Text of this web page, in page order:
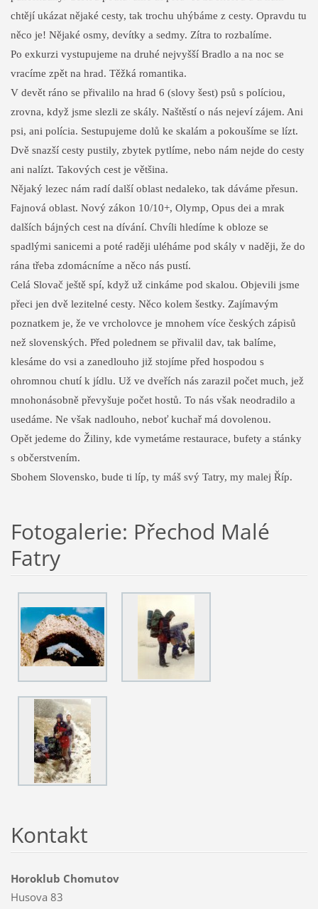
chtějí ukázat nějaké cesty, tak trochu uhýbáme z cesty. Opravdu tu
něco je! Nějaké osmy, devítky a sedmy. Zítra to rozbalíme.
Po exkurzi vystupujeme na druhé nejvyšší Bradlo a na noc se
vracíme zpět na hrad. Těžká romantika.
V devět ráno se přivalilo na hrad 6 (slovy šest) psů s políciou,
zrovna, když jsme slezli ze skály. Naštěstí o nás nejeví zájem. Ani
psi, ani polícia. Sestupujeme dolů ke skalám a pokoušíme se lízt.
Dvě snazší cesty pustily, zbytek pytlíme, nebo nám nejde do cesty
ani nalízt. Takových cest je většina.
Nějaký lezec nám radí další oblast nedaleko, tak dáváme přesun.
Fajnová oblast. Nový zákon 10/10+, Olymp, Opus dei a mrak
dalších bájných cest na dívání. Chvíli hledíme k obloze se
spadlými sanicemi a poté raději uléháme pod skály v naději, že do
rána třeba zdomácníme a něco nás pustí.
Celá Slovač ještě spí, když už cinkáme pod skalou. Objevili jsme
přeci jen dvě lezitelné cesty. Něco kolem šestky. Zajímavým
poznatkem je, že ve vrcholovce je mnohem více českých zápisů
než slovenských. Před polednem se přivalil dav, tak balíme,
klesáme do vsi a zanedlouho již stojíme před hospodou s
ohromnou chutí k jídlu. Už ve dveřích nás zarazil počet much, jež
mnohonásobně převyšuje počet hostů. To nás však neodradilo a
usedáme. Ne však nadlouho, neboť kuchař má dovolenou.
Opět jedeme do Žiliny, kde vymetáme restaurace, bufety a stánky
s občerstvením.
Sbohem Slovensko, bude ti líp, ty máš svý Tatry, my malej Říp.
Fotogalerie: Přechod Malé
Fatry
Kontakt
Horoklub Chomutov
Husova 83